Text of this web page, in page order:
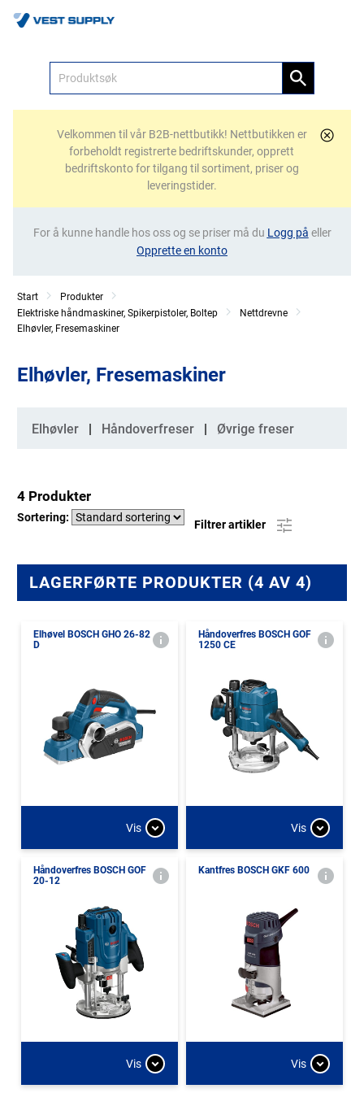
Velkommen til vår B2B-nettbutikk! Nettbutikken er
forbeholdt registrerte bedriftskunder, opprett
bedriftskonto for tilgang til sortiment, priser og
leveringstider.
For å kunne handle hos oss og se priser må du Logg på eller
Opprette en konto
Start
Produkter
Elektriske håndmaskiner, Spikerpistoler, Boltep
Nettdrevne
Elhøvler, Fresemaskiner
Elhøvler, Fresemaskiner
Kategorier
Elhøvler Håndoverfreser Øvrige freser
4 Produkter
Sortering:
Filtrer artikler
LAGERFØRTE PRODUKTER (4 AV 4)
Elhøvel BOSCH GHO 26-82
D
Vis
Håndoverfres BOSCH GOF
1250 CE
Vis
Håndoverfres BOSCH GOF
20-12
Vis
Kantfres BOSCH GKF 600
Vis